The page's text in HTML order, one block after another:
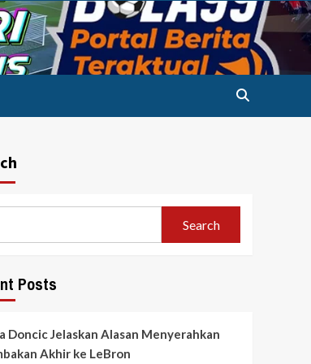
Search
Posts
Doncic Jelaskan Alasan Menyerahkan
Akhir ke LeBron